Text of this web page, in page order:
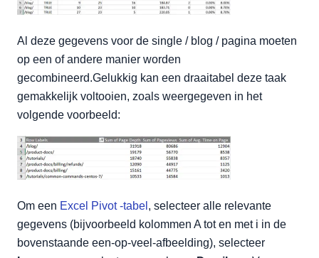
Al deze gegevens voor de single / blog / pagina moeten
op een of andere manier worden
gecombineerd.Gelukkig kan een draaitabel deze taak
gemakkelijk voltooien, zoals weergegeven in het
volgende voorbeeld:
Om een Excel Pivot -tabel , selecteer alle relevante
gegevens (bijvoorbeeld kolommen A tot en met i in de
bovenstaande een-op-veel-afbeelding), selecteer